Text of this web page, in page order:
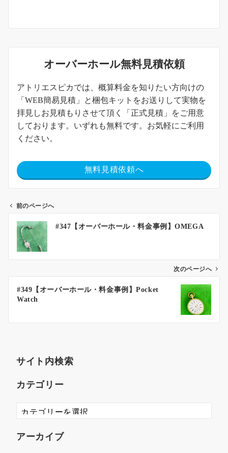
オーバーホール無料見積依頼
アトリエスピカでは、概算料金を知りたい方向けの
「WEB簡易見積」と梱包キットをお送りして実物を
拝見しお見積もりさせて頂く「正式見積」をご用意
しております。いずれも無料です。お気軽にご利用
ください。
無料見積依頼へ
前のページへ
#347【オーバーホール・料金事例】OMEGA
次のページへ
#349【オーバーホール・料金事例】Pocket
Watch
サイト内検索
カテゴリー
アーカイブ